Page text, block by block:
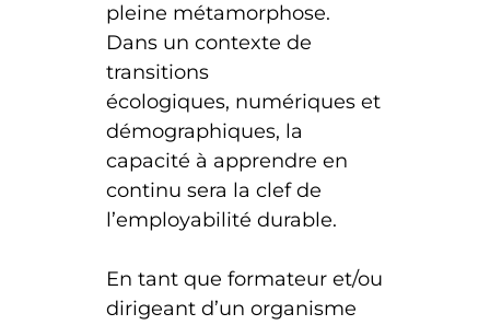
pleine métamorphose.
Dans un contexte de
transitions
écologiques, numériques et
démographiques, la
capacité à apprendre en
continu sera la clef de
l’employabilité durable.
En tant que formateur et/ou
dirigeant d’un organisme